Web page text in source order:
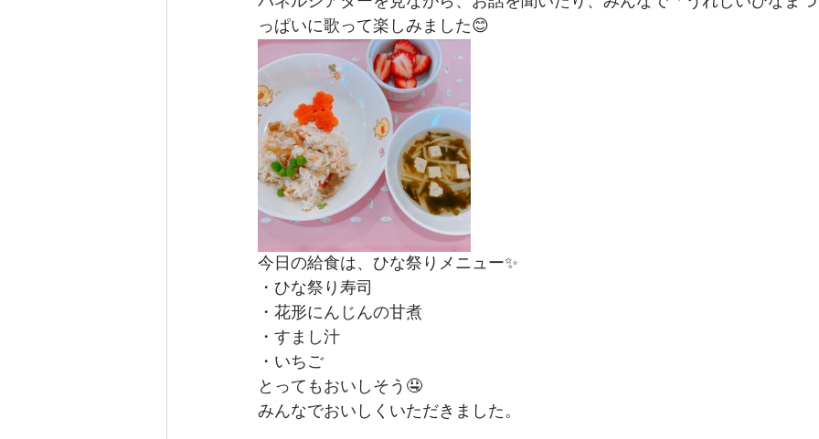
っぱいに歌って楽しみました😊
今日の給食は、ひな祭りメニュー✨
・ひな祭り寿司
・花形にんじんの甘煮
・すまし汁
・いちご
とってもおいしそう🤤
みんなでおいしくいただきました。